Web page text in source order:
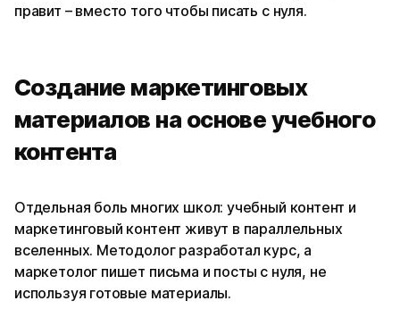
правит – вместо того чтобы писать с нуля.
Создание маркетинговых
материалов на основе учебного
контента
Отдельная боль многих школ: учебный контент и
маркетинговый контент живут в параллельных
вселенных. Методолог разработал курс, а
маркетолог пишет письма и посты с нуля, не
используя готовые материалы.